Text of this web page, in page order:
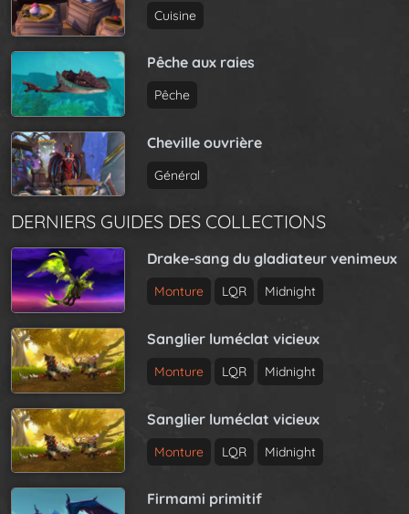
Cuisine
Pêche aux raies
Pêche
Cheville ouvrière
Général
DERNIERS GUIDES DES COLLECTIONS
Drake-sang du gladiateur venimeux
Monture LQR Midnight
Sanglier luméclat vicieux
Monture LQR Midnight
Sanglier luméclat vicieux
Monture LQR Midnight
Firmami primitif